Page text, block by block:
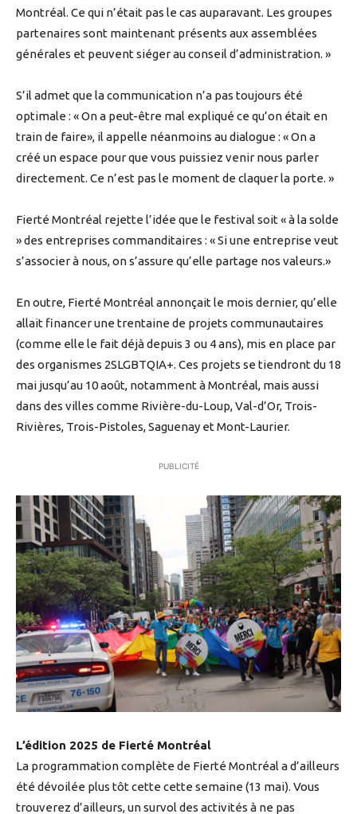
Montréal. Ce qui n’était pas le cas auparavant. Les groupes
partenaires sont maintenant présents aux assemblées
générales et peuvent siéger au conseil d’administration. »
S’il admet que la communication n’a pas toujours été
optimale : « On a peut-être mal expliqué ce qu’on était en
train de faire», il appelle néanmoins au dialogue : « On a
créé un espace pour que vous puissiez venir nous parler
directement. Ce n’est pas le moment de claquer la porte. »
Fierté Montréal rejette l’idée que le festival soit « à la solde
» des entreprises commanditaires : « Si une entreprise veut
s’associer à nous, on s’assure qu’elle partage nos valeurs.»
En outre, Fierté Montréal annonçait le mois dernier, qu’elle
allait financer une trentaine de projets communautaires
(comme elle le fait déjà depuis 3 ou 4 ans), mis en place par
des organismes 2SLGBTQIA+. Ces projets se tiendront du 18
mai jusqu’au 10 août, notamment à Montréal, mais aussi
dans des villes comme Rivière-du-Loup, Val-d’Or, Trois-
Rivières, Trois-Pistoles, Saguenay et Mont-Laurier.
PUBLICITÉ
L’édition 2025 de Fierté Montréal
La programmation complète de Fierté Montréal a d’ailleurs
été dévoilée plus tôt cette cette semaine (13 mai). Vous
trouverez d’ailleurs, un survol des activités à ne pas